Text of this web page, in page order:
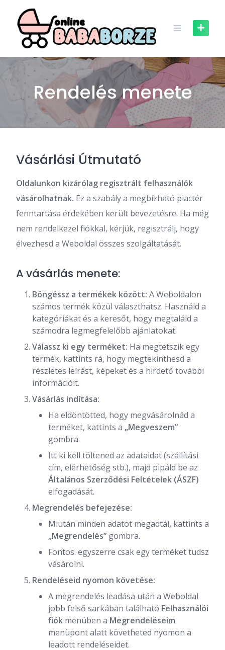
content
Rendelés menete
Vásárlási Útmutató
Oldalunkon kizárólag regisztrált felhasználók
vásárolhatnak. Ez a szabály a megbízható piactér
fenntartása érdekében került bevezetésre. Ha még
nem rendelkezel fiókkal, kérjük, regisztrálj, hogy
élvezhesd a Weboldal összes szolgáltatását.
A vásárlás menete:
Böngéssz a termékek között: A Weboldalon
számos termék közül választhatsz. Használd a
kategóriákat és a keresőt, hogy megtaláld a
számodra legmegfelelőbb ajánlatokat.
Válassz ki egy terméket: Ha megtetszik egy
termék, kattints rá, hogy megtekinthesd a
részletes leírást, képeket és a hirdető további
információit.
Vásárlás indítása:
Ha eldöntötted, hogy megvásárolnád a
terméket, kattints a „Megveszem”
gombra.
Itt ki kell töltened az adataidat (szállítási
cím, elérhetőség stb.), majd pipáld be az
Általános Szerződési Feltételek (ÁSZF)
elfogadását.
Megrendelés befejezése:
Miután minden adatot megadtál, kattints a
„Megrendelés” gombra.
Fontos: egyszerre csak egy terméket tudsz
vásárolni.
Rendeléseid nyomon követése:
A megrendelés leadása után a Weboldal
jobb felső sarkában található Felhasználói
fiók menüben a Megrendeléseim
menüpont alatt követheted nyomon a
leadott rendeléseidet.